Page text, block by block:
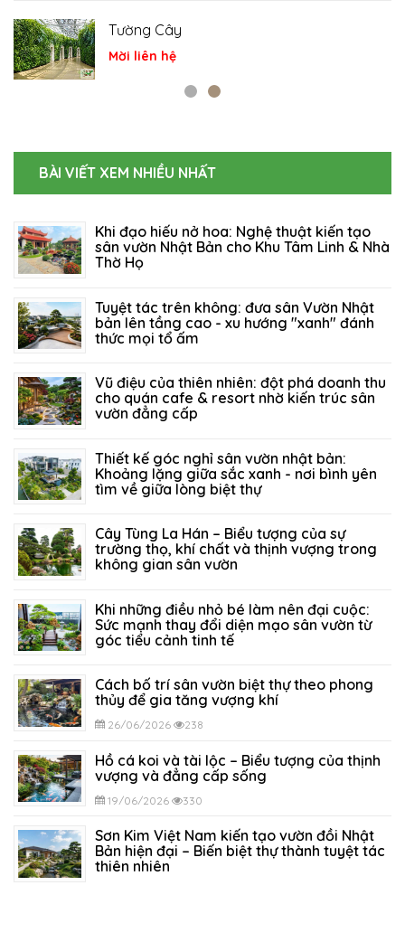
Tiểu cảnh
Mời liên hệ
BÀI VIẾT XEM NHIỀU NHẤT
Khi đạo hiếu nở hoa: Nghệ thuật kiến tạo
sân vườn Nhật Bản cho Khu Tâm Linh & Nhà
Thờ Họ
Tuyệt tác trên không: đưa sân Vườn Nhật
bản lên tầng cao - xu hướng "xanh" đánh
thức mọi tổ ấm
Vũ điệu của thiên nhiên: đột phá doanh thu
cho quán cafe & resort nhờ kiến trúc sân
vườn đẳng cấp
Thiết kế góc nghỉ sân vườn nhật bản:
Khoảng lặng giữa sắc xanh - nơi bình yên
tìm về giữa lòng biệt thự
Cây Tùng La Hán – Biểu tượng của sự
trường thọ, khí chất và thịnh vượng trong
không gian sân vườn
Khi những điều nhỏ bé làm nên đại cuộc:
Sức mạnh thay đổi diện mạo sân vườn từ
góc tiểu cảnh tinh tế
Cách bố trí sân vườn biệt thự theo phong
thủy để gia tăng vượng khí
26/06/2026 238
Hồ cá koi và tài lộc – Biểu tượng của thịnh
vượng và đẳng cấp sống
19/06/2026 330
Sơn Kim Việt Nam kiến tạo vườn đồi Nhật
Bản hiện đại – Biến biệt thự thành tuyệt tác
thiên nhiên